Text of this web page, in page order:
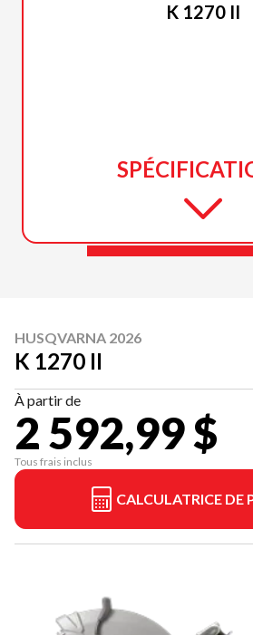
K 1270 II
HUSQVARNA 2026
K 1270 II
À partir de
2 592,99 $
Tous frais inclus
CALCULATRICE DE